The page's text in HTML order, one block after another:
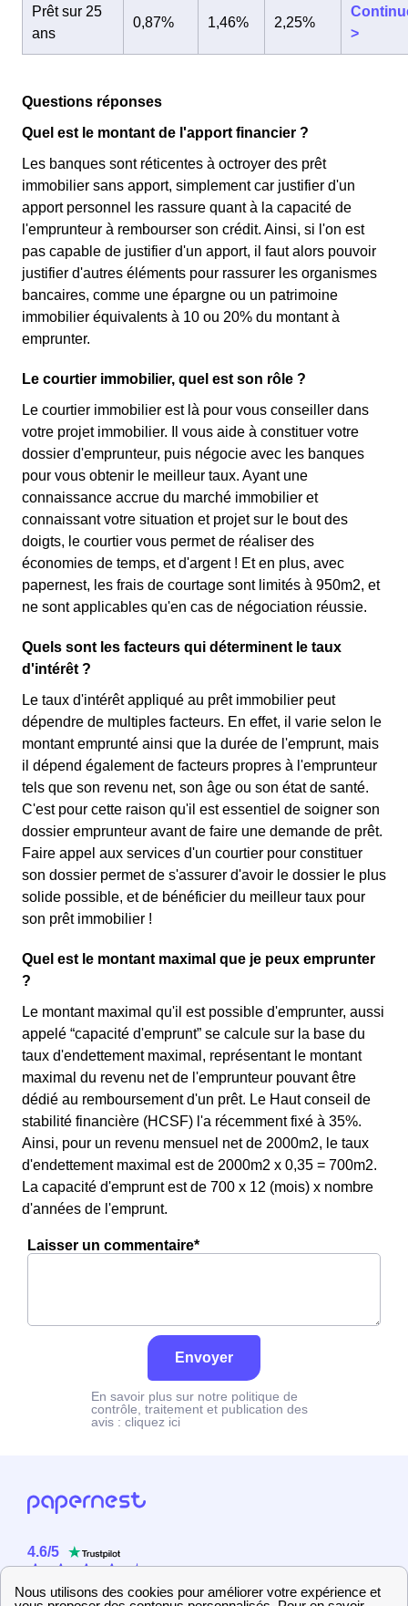
Prêt sur 25
ans
0,87% 1,46% 2,25%
>
Questions réponses
Quel est le montant de l'apport financier ?
Les banques sont réticentes à octroyer des prêt
immobilier sans apport, simplement car justifier d'un
apport personnel les rassure quant à la capacité de
l'emprunteur à rembourser son crédit. Ainsi, si l'on est
pas capable de justifier d'un apport, il faut alors pouvoir
justifier d'autres éléments pour rassurer les organismes
bancaires, comme une épargne ou un patrimoine
immobilier équivalents à 10 ou 20% du montant à
emprunter.
Le courtier immobilier, quel est son rôle ?
Le courtier immobilier est là pour vous conseiller dans
votre projet immobilier. Il vous aide à constituer votre
dossier d'emprunteur, puis négocie avec les banques
pour vous obtenir le meilleur taux. Ayant une
connaissance accrue du marché immobilier et
connaissant votre situation et projet sur le bout des
doigts, le courtier vous permet de réaliser des
économies de temps, et d'argent ! Et en plus, avec
papernest, les frais de courtage sont limités à 950m2, et
ne sont applicables qu'en cas de négociation réussie.
Quels sont les facteurs qui déterminent le taux
d'intérêt ?
Le taux d'intérêt appliqué au prêt immobilier peut
dépendre de multiples facteurs. En effet, il varie selon le
montant emprunté ainsi que la durée de l'emprunt, mais
il dépend également de facteurs propres à l'emprunteur
tels que son revenu net, son âge ou son état de santé.
C'est pour cette raison qu'il est essentiel de soigner son
dossier emprunteur avant de faire une demande de prêt.
Faire appel aux services d'un courtier pour constituer
son dossier permet de s'assurer d'avoir le dossier le plus
solide possible, et de bénéficier du meilleur taux pour
son prêt immobilier !
Quel est le montant maximal que je peux emprunter
?
Le montant maximal qu'il est possible d'emprunter, aussi
appelé “capacité d'emprunt” se calcule sur la base du
taux d'endettement maximal, représentant le montant
maximal du revenu net de l'emprunteur pouvant être
dédié au remboursement d'un prêt. Le Haut conseil de
stabilité financière (HCSF) l'a récemment fixé à 35%.
Ainsi, pour un revenu mensuel net de 2000m2, le taux
d'endettement maximal est de 2000m2 x 0,35 = 700m2.
La capacité d'emprunt est de 700 x 12 (mois) x nombre
d'années de l'emprunt.
Laisser un commentaire*
Envoyer
En savoir plus sur notre politique de
contrôle, traitement et publication des
avis : cliquez ici
4.6/5
2358 utilisateurs